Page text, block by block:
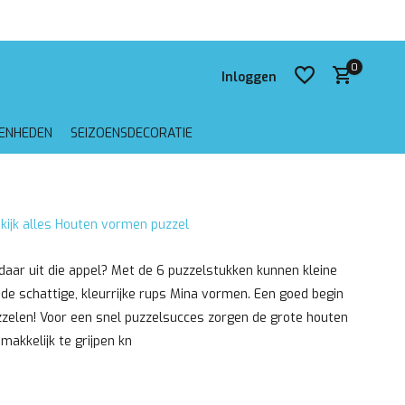
Inloggen
0
SEIZOENSDECORATIE
alles Houten vormen puzzel
uit die appel? Met de 6 puzzelstukken kunnen kleine
schattige, kleurrijke rups Mina vormen. Een goed begin
Voor een snel puzzelsucces zorgen de grote houten
te grijpen kn